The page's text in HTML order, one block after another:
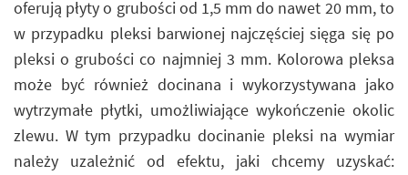
oferują płyty o grubości od 1,5 mm do nawet 20 mm, to
w przypadku pleksi barwionej najczęściej sięga się po
pleksi o grubości co najmniej 3 mm. Kolorowa pleksa
może być również docinana i wykorzystywana jako
wytrzymałe płytki, umożliwiające wykończenie okolic
zlewu. W tym przypadku docinanie pleksi na wymiar
należy uzależnić od efektu, jaki chcemy uzyskać: